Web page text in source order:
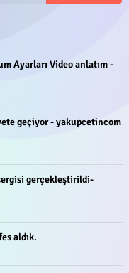
Ayarları Video anlatım -
geçiyor - yakupcetincom
gerçekleştirildi-
aldık.